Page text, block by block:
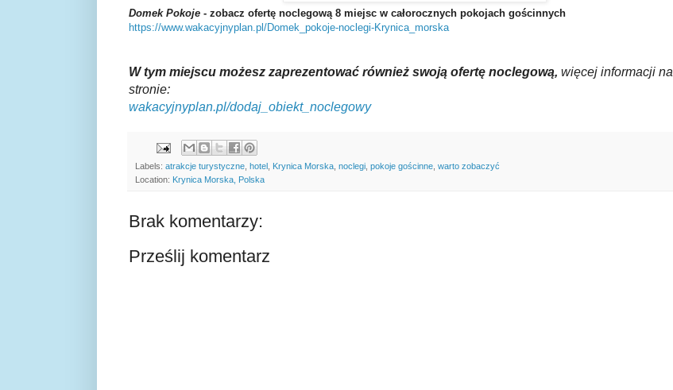
Domek Pokoje - zobacz ofertę noclegową 8 miejsc w całorocznych pokojach gościnnych
https://www.wakacyjnyplan.pl/Domek_pokoje-noclegi-Krynica_morska
W tym miejscu możesz zaprezentować również swoją ofertę noclegową, więcej informacji na
stronie:
wakacyjnyplan.pl/dodaj_obiekt_noclegowy
Labels: atrakcje turystyczne, hotel , Krynica Morska, noclegi, pokoje gościnne, warto zobaczyć
Location: Krynica Morska, Polska
Brak komentarzy:
Prześlij komentarz